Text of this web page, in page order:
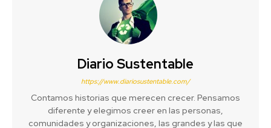
Diario Sustentable
https://www.diariosustentable.com/
Contamos historias que merecen crecer. Pensamos
diferente y elegimos creer en las personas,
comunidades y organizaciones, las grandes y las que